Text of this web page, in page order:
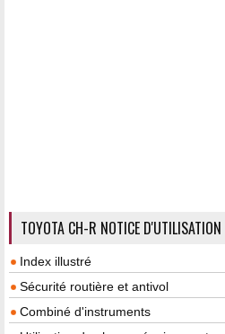
TOYOTA CH-R NOTICE D'UTILISATION
Index illustré
Sécurité routière et antivol
Combiné d'instruments